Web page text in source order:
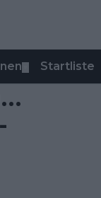
Startliste